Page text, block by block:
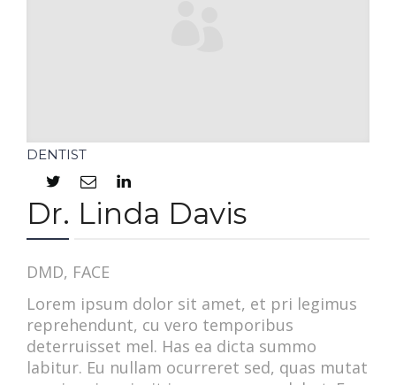
DENTIST
Dr. Linda Davis
DMD, FACE
Lorem ipsum dolor sit amet, et pri legimus
reprehendunt, cu vero temporibus
deterruisset mel. Has ea dicta summo
labitur. Eu nullam ocurreret sed, quas mutat